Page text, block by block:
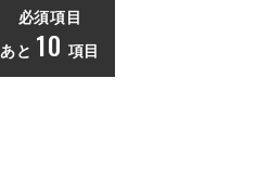
必須項目
あと 10 項目